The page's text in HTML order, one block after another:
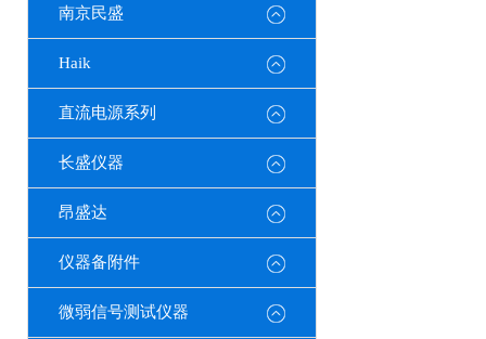
南京民盛
Haik
直流电源系列
长盛仪器
昂盛达
仪器备附件
微弱信号测试仪器